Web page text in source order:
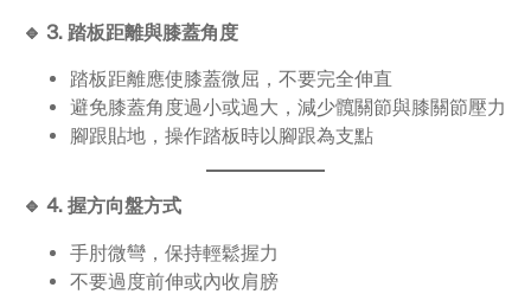
🔹 3. 踏板距離與膝蓋角度
踏板距離應使膝蓋微屈，不要完全伸直
避免膝蓋角度過小或過大，減少髖關節與膝關節壓力
腳跟貼地，操作踏板時以腳跟為支點
🔹 4. 握方向盤方式
手肘微彎，保持輕鬆握力
不要過度前伸或內收肩膀